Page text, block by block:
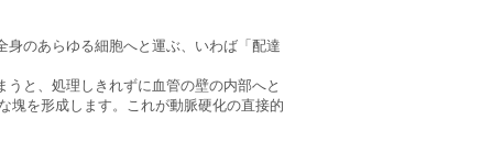
身のあらゆる細胞へと運ぶ、いわば「配達
と、処理しきれずに血管の壁の内部へと
塊を形成します。これが動脈硬化の直接的